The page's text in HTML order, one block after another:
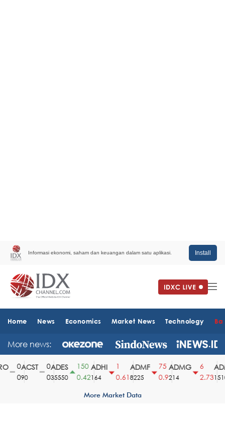
Informasi ekonomi, saham dan keuangan dalam satu aplikasi. Install
Home News Economics Market News Technology
More news:
ACST
90
ADES
35550
150
0.42
ADHI
164
0.61
ADMF
8225
75
0.9
ADMG
214
2.731510
More Market Data